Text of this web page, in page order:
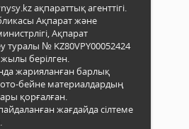
ақпараттық агенттігі.
Ақпарат және
Ақпарат
туралы № KZ80VPY00052424
жылы берілген.
жарияланған барлық
бейне материалдардың
қорғалған.
жағдайда сілтеме